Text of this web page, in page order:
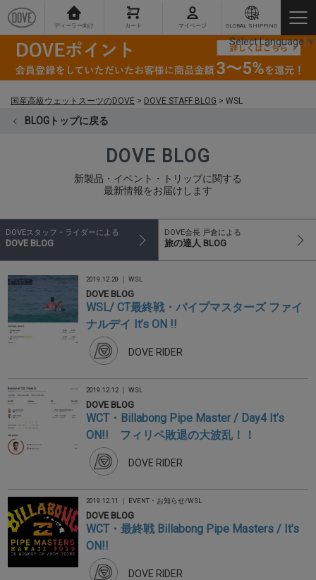
ディーラー向け カート マイページ GLOBAL SHIPPING
国産高級ウェットスーツのDOVE > DOVE STAFF BLOG > WSL
BLOGトップに戻る
DOVE BLOG
新製品・イベント・トリップに関する
最新情報をお届けします
DOVEスタッフ・ライダーによる
DOVE BLOG
DOVE会長 戸倉による
旅の達人 BLOG
2019.12.20 ｜WSL
DOVE BLOG
WSL/ CT最終戦・パイプマスターズ ファイ
ナルデイ It’s ON !!
DOVE RIDER
2019.12.12 ｜WSL
DOVE BLOG
WCT・Billabong Pipe Master / Day4 It’s
ON!! フィリペ敗退の大波乱！！
DOVE RIDER
2019.12.11 ｜ EVENT・お知らせ/WSL
DOVE BLOG
WCT・最終戦 Billabong Pipe Masters / It’s
ON!!
DOVE RIDER
Select Language ▼